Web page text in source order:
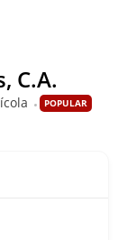
C.A.
POPULAR